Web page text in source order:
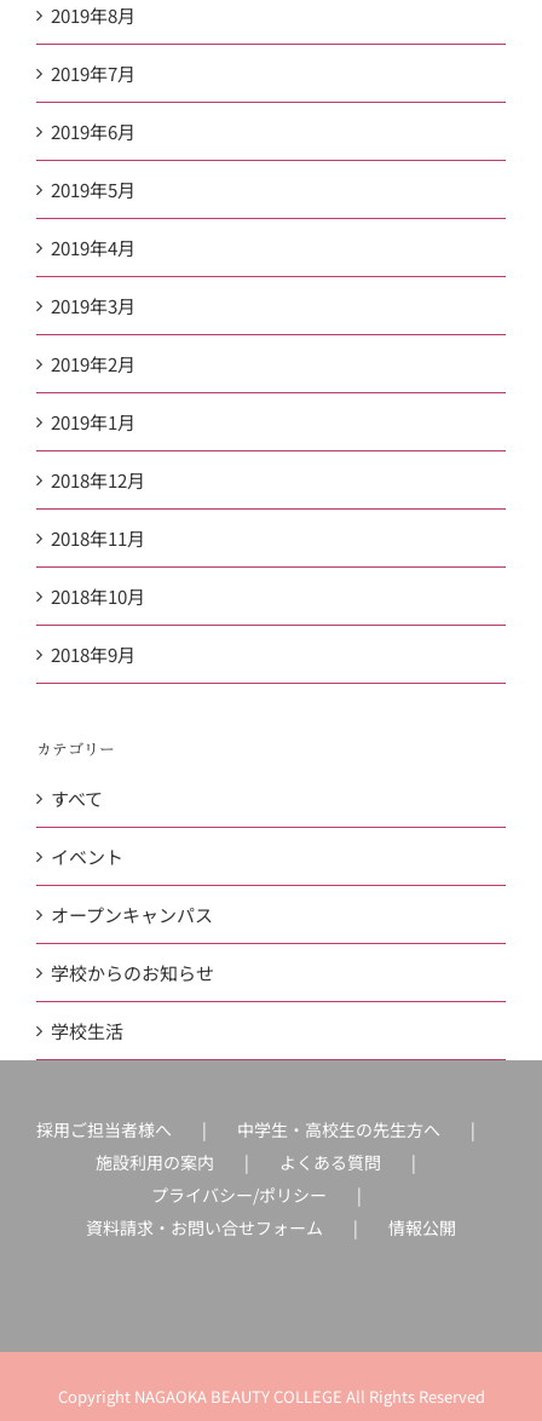
2019年8月
2019年7月
2019年6月
2019年5月
2019年4月
2019年3月
2019年2月
2019年1月
2018年12月
2018年11月
2018年10月
2018年9月
カテゴリー
すべて
イベント
オープンキャンパス
学校からのお知らせ
学校生活
採用ご担当者様へ
中学生・高校生の先生方へ
施設利用の案内
よくある質問
プライバシー/ポリシー
資料請求・お問い合せフォーム
情報公開
Copyright NAGAOKA BEAUTY COLLEGE All Rights Reserved